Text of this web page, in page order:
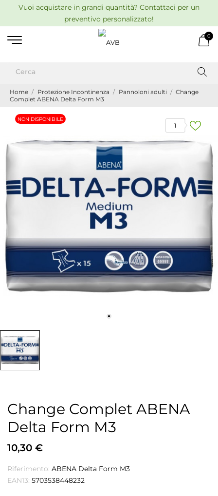
Vuoi acquistare in grandi quantità? Contattaci per un
preventivo personalizzato!
0
Home Protezione Incontinenza Pannoloni adulti
Change
Complet ABENA Delta Form M3
1
NON DISPONIBILE
Change Complet ABENA
Delta Form M3
10,30 €
Riferimento: ABENA Delta Form M3
EAN13: 5703538448232